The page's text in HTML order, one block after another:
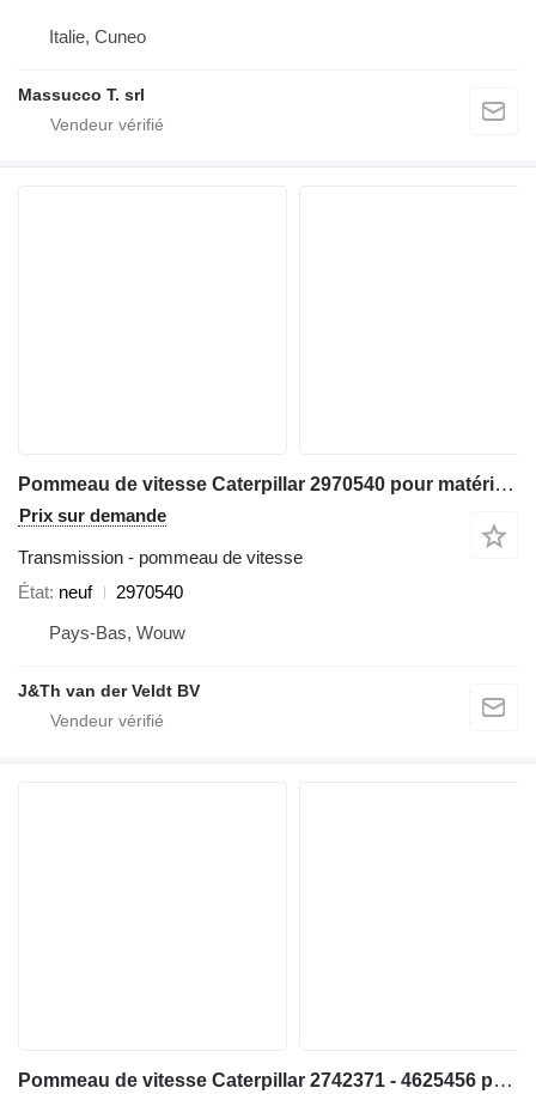
Italie, Cuneo
Massucco T. srl
Pommeau de vitesse Caterpillar 2970540 pour matériel de TP 320D 330D 311D 312D 323D 324D 315D 325D 336D 319D 329D 349D 336D2 349D2
Prix sur demande
Transmission - pommeau de vitesse
État neuf
2970540
Pays-Bas, Wouw
J&Th van der Veldt BV
Pommeau de vitesse Caterpillar 2742371 - 4625456 pour matériel de TP IT62 950H 962H 972H 966H